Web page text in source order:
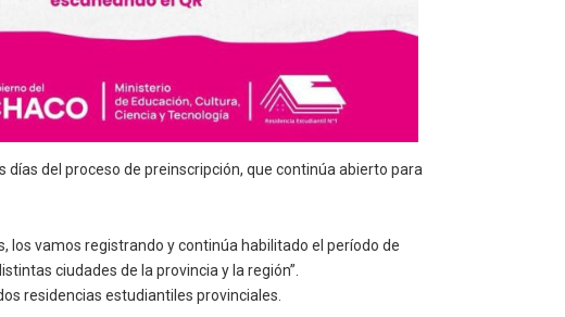
del proceso de preinscripción, que continúa abierto para
los vamos registrando y continúa habilitado el período de
ciudades de la provincia y la región”.
residencias estudiantiles provinciales.